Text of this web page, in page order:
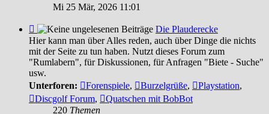
Beitrag
Mi 25 Mär, 2026 11:01
Feed
-
Die
Plauderecke
Die Plauderecke
Hier kann man über Alles reden, auch über Dinge die nichts
mit der Seite zu tun haben. Nutzt dieses Forum zum
"Rumlabern", für Diskussionen, für Anfragen "Biete - Suche"
usw.
Unterforen:
Forenspiele, Burzelgrüße, Playstation,
Discgolf Forum,
Quatschen mit BobBot
220 Themen